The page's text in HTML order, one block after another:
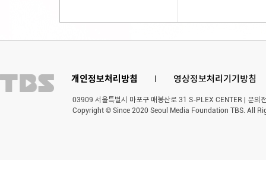
개인정보처리방침 l 영상정보처리기기방침
03909 서울특별시 마포구 매봉산로 31 S-PLEX CENTER | 문
Copyright © Since 2020 Seoul Media Foundation TBS. All